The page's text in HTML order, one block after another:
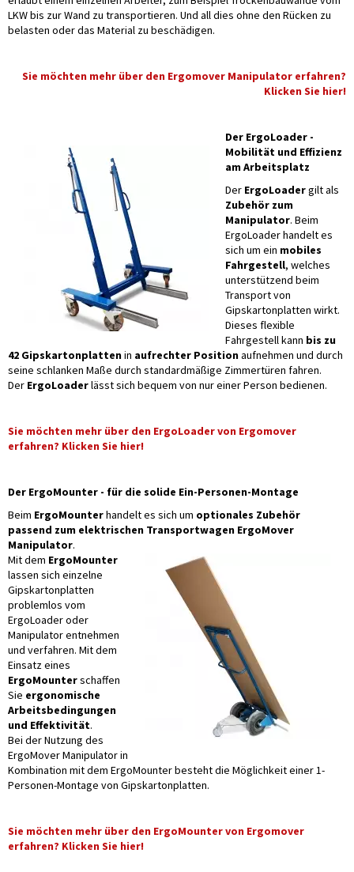
LKW bis zur Wand zu transportieren. Und all dies ohne den Rücken zu
belasten oder das Material zu beschädigen.
Sie möchten mehr über den Ergomover Manipulator erfahren?
Klicken Sie hier!
Der ErgoLoader -
Mobilität und Effizienz
am Arbeitsplatz
Der ErgoLoadergilt als
Zubehör zum
Manipulator. Beim
ErgoLoader handelt es
sich um ein mobiles
Fahrgestell, welches
unterstützend beim
Transport von
Gipskartonplatten wirkt.
Dieses flexible
Fahrgestell kann bis zu
42 Gipskartonplattenin aufrechter Positionaufnehmen und durch
seine schlanken Maße durch standardmäßige Zimmertüren fahren.
Der ErgoLoaderlässt sich bequem von nur einer Person bedienen.
Sie möchten mehr über den ErgoLoader von Ergomover
erfahren? Klicken Sie hier!
Der ErgoMounter - für die solide Ein-Personen-Montage
Beim ErgoMounterhandelt es sich um optionales Zubehör
passend zum elektrischen Transportwagen ErgoMover
Manipulator.
Mit dem ErgoMounter
lassen sich einzelne
Gipskartonplatten
problemlos vom
ErgoLoader oder
Manipulator entnehmen
und verfahren. Mit dem
Einsatz eines
ErgoMounterschaffen
Sie ergonomische
Arbeitsbedingungen
und Effektivität.
Bei der Nutzung des
ErgoMover Manipulator in
Kombination mit dem ErgoMounter besteht die Möglichkeit einer 1-
Personen-Montage von Gipskartonplatten.
Sie möchten mehr über den ErgoMounter von Ergomover
erfahren? Klicken Sie hier!